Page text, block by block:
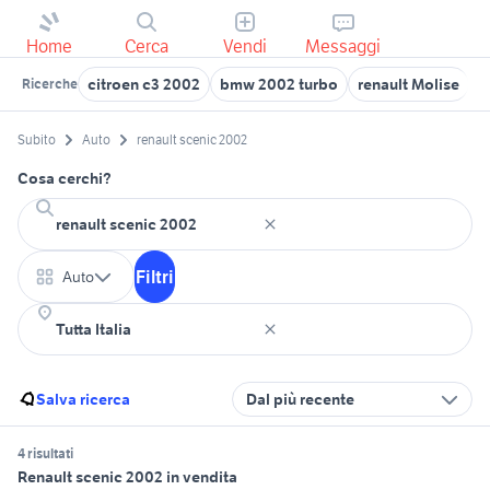
Home Cerca Vendi Messaggi
Ricerche citroen c3 2002 bmw 2002 turbo renault Molise
Subito Auto renault scenic 2002
Cosa cerchi?
Auto Filtri
Salva ricerca Dal più recente
4 risultati
Renault scenic 2002 in vendita